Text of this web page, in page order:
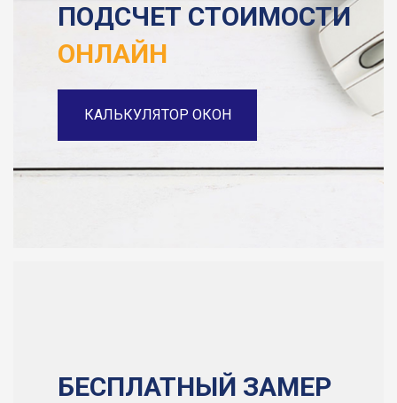
ПОДСЧЕТ СТОИМОСТИ
ОНЛАЙН
КАЛЬКУЛЯТОР ОКОН
БЕСПЛАТНЫЙ ЗАМЕР